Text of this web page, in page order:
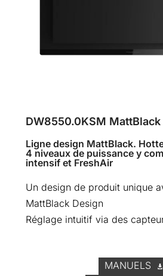
DW8550.0KSM MattBlack
Ligne design MattBlack.
4 niveaux de puissance y
intensif et FreshAir
Un design de produit unique
MattBlack Design
Réglage intuitif via des
MANUELS